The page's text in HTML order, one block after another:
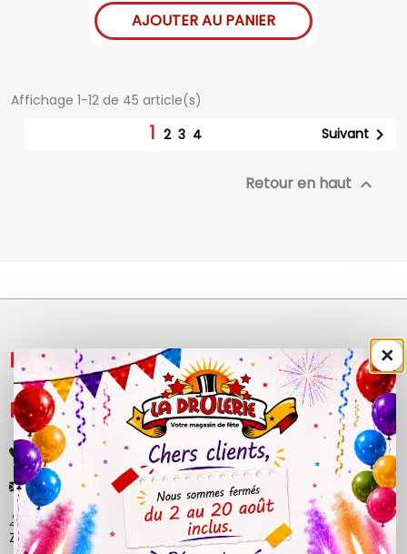
AJOUTER AU PANIER
Affichage 1-12 de 45 article(s)
1 2 3 4 Suivant 
Retour en haut 
NOS PRODUITS 
LÉGAL 
+33 (0)4 50 40 81 00
contact@ladrolerie.fr
38 Rue de la Maladière
Z.A de la maladiere 01210 Ornex
×